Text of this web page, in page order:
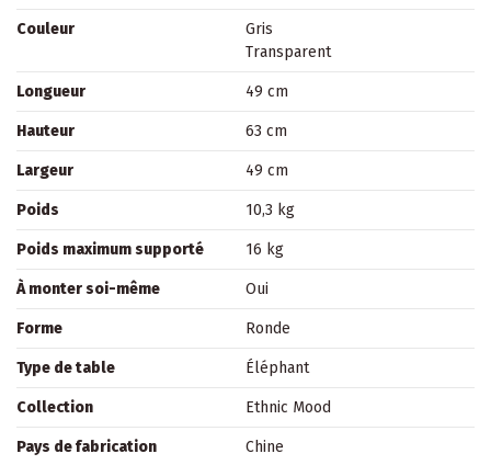
Couleur
Gris
Transparent
Longueur 49 cm
Hauteur 63 cm
Largeur 49 cm
Poids 10,3 kg
Poids maximum supporté 16 kg
À monter soi-même Oui
Forme Ronde
Type de table Éléphant
Collection Ethnic Mood
Pays de fabrication Chine